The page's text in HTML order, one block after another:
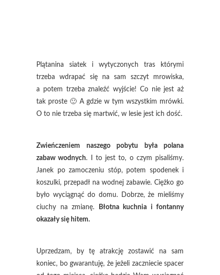
Plątanina siatek i wytyczonych tras którymi
trzeba wdrapać się na sam szczyt mrowiska,
a potem trzeba znaleźć wyjście! Co nie jest aż
tak proste 🙂 A gdzie w tym wszystkim mrówki.
O to nie trzeba się martwić, w lesie jest ich dość.
Zwieńczeniem naszego pobytu była polana
zabaw wodnych. I to jest to, o czym pisaliśmy.
Janek po zamoczeniu stóp, potem spodenek i
koszulki, przepadł na wodnej zabawie. Ciężko go
było wyciągnąć do domu. Dobrze, że mieliśmy
ciuchy na zmianę.
Błotna kuchnia i fontanny
okazały się hitem.
Uprzedzam, by tę atrakcję zostawić na sam
koniec, bo gwarantuję, że jeżeli zaczniecie spacer